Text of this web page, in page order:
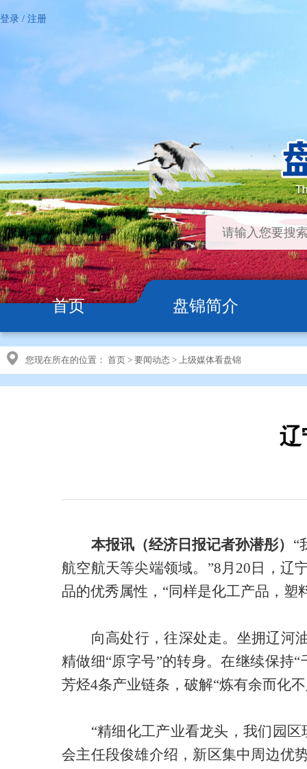
登录 / 注册
首页 盘锦简介
您现在所在的位置： 首页 > 要闻动态 > 上级媒体看盘锦
辽
本报讯（经济日报记者孙潜彤） “
航空航天等尖端领域。”8月20日，辽
品的优秀属性，“同样是化工产品，
向高处行，往深处走。坐拥辽河
精做细“原字号”的转身。在继续保持
芳烃4条产业链条，破解“炼有余而化
“精细化工产业看龙头，我们园
会主任段俊雄介绍，新区集中周边优